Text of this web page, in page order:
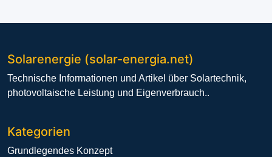
Solarenergie (solar-energia.net)
Technische Informationen und Artikel über Solartechnik,
photovoltaische Leistung und Eigenverbrauch..
Kategorien
Grundlegendes Konzept